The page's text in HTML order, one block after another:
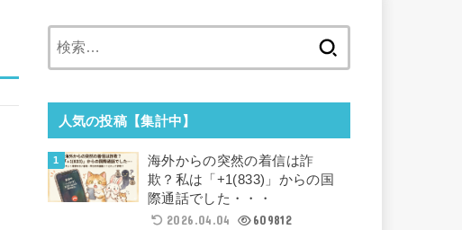
人気の投稿【集計中】
海外からの突然の着信は詐
欺？私は「+1(833)」からの国
際通話でした・・・
2026.04.04
609812